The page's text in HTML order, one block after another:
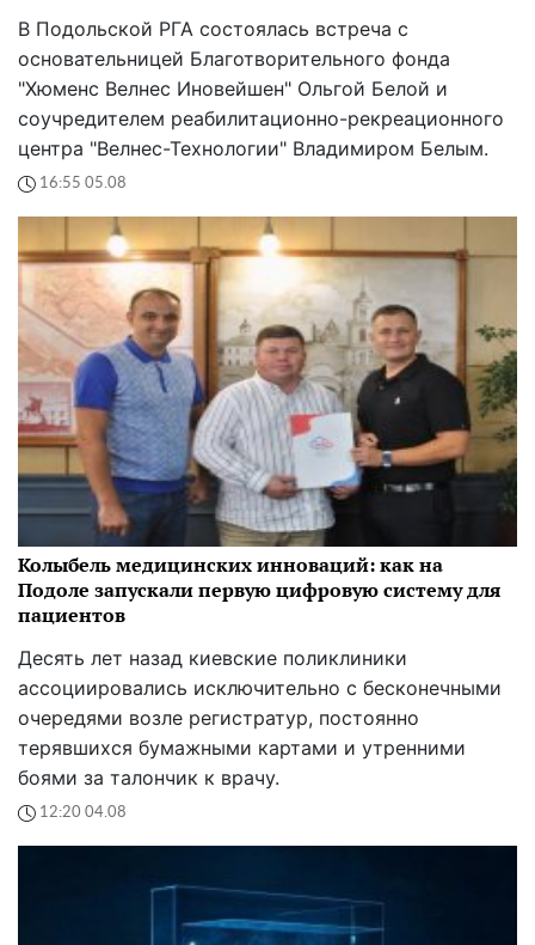
В Подольской РГА состоялась встреча с
основательницей Благотворительного фонда
"Хюменс Велнес Иновейшен" Ольгой Белой и
соучредителем реабилитационно-рекреационного
центра "Велнес-Технологии" Владимиром Белым.
16:55 05.08
Колыбель медицинских инноваций: как на
Подоле запускали первую цифровую систему для
пациентов
Десять лет назад киевские поликлиники
ассоциировались исключительно с бесконечными
очередями возле регистратур, постоянно
терявшихся бумажными картами и утренними
боями за талончик к врачу.
12:20 04.08